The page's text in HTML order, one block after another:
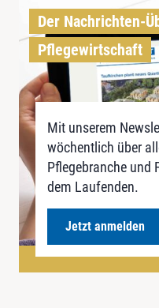
Der Nachrichten-
Pflegewirtschaft
Mit unserem
wöchentlich über
Pflegebranche und
dem Laufenden.
Jetzt anmelden